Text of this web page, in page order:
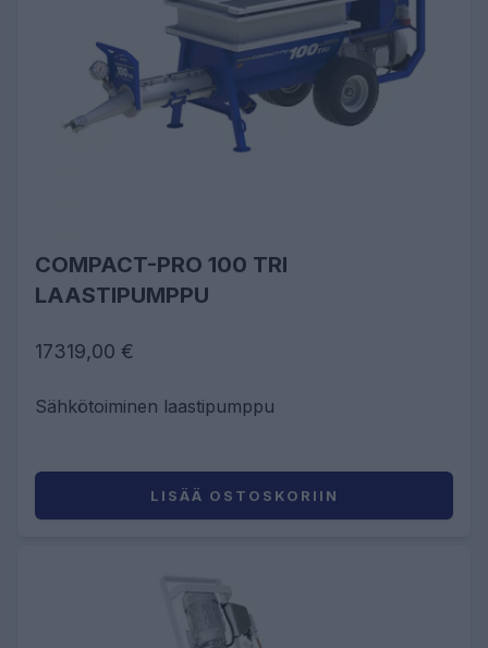
COMPACT-PRO 100 TRI
LAASTIPUMPPU
17319,00 €
Sähkötoiminen laastipumppu
LISÄÄ OSTOSKORIIN